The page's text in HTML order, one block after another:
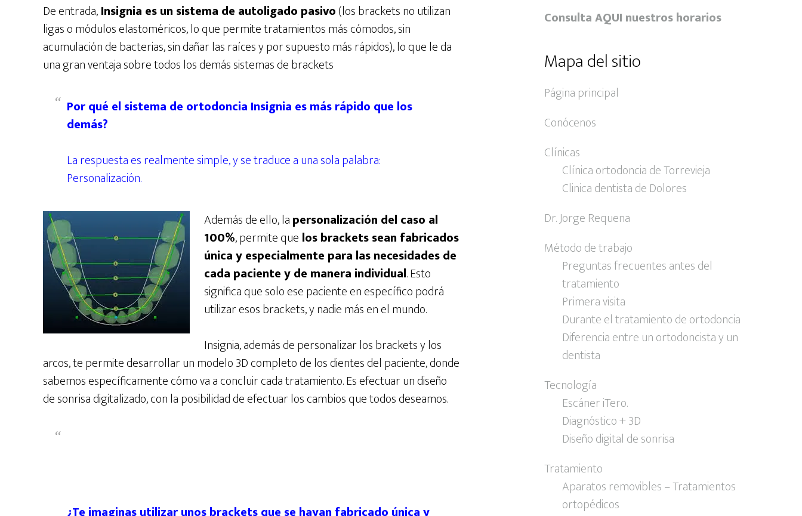
De entrada,Insignia es un sistema de autoligado pasivo(los brackets no utilizan
ligas o módulos elastoméricos, lo que permite tratamientos más cómodos, sin
acumulación de bacterias, sin dañar las raíces y por supuesto más rápidos), lo que le da
una gran ventaja sobre todos los demás sistemas de brackets
Por qué el sistema de ortodoncia Insignia es más rápido que los
demás?
La respuesta es realmente simple, y se traduce a una sola palabra:
Personalización.
Además de ello, lapersonalización del caso al
100%, permite que los brackets sean fabricados
única y especialmente para las necesidades de
cada paciente y de manera individual. Esto
significa que solo ese paciente en específico podrá
utilizar esos brackets, y nadie más en el mundo.
Insignia, además de personalizar los brackets y los
arcos, te permite desarrollar un modelo 3D completo de los dientes del paciente, donde
sabemos específicamente cómo va a concluir cada tratamiento. Es efectuar un diseño
de sonrisa digitalizado, con la posibilidad de efectuar los cambios que todos deseamos.
Consulta AQUI nuestros horarios
Mapa del sitio
Página principal
Conócenos
Clínicas
Clínica ortodoncia de Torrevieja
Clinica dentista de Dolores
Dr. Jorge Requena
Método de trabajo
Preguntas frecuentes antes del
tratamiento
Primera visita
Durante el tratamiento de ortodoncia
Diferencia entre un ortodoncista y un
dentista
Tecnología
Escáner iTero.
Diagnóstico + 3D
Diseño digital de sonrisa
Tratamiento
Aparatos removibles – Tratamientos
ortopédicos